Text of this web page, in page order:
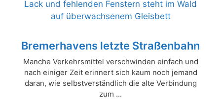
Bremerhavens letzte Straßenbahn
Manche Verkehrsmittel verschwinden einfach und
nach einiger Zeit erinnert sich kaum noch jemand
daran, wie selbstverständlich die alte Verbindung
zum ...